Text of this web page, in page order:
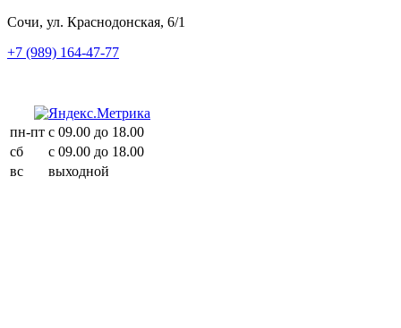
Сочи, ул. Краснодонская, 6/1
+7 (989) 164-47-77
пн-пт с 09.00 до 18.00
сб
с 09.00 до 18.00
вс
выходной